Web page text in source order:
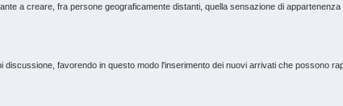
a creare, fra persone geograficamente distanti, quella sensazione di appartenenza
favorendo in questo modo l'inserimento dei nuovi arrivati che possono